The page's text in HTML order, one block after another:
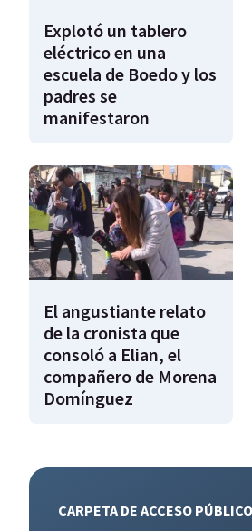
Explotó un tablero
eléctrico en una
escuela de Boedo y los
padres se
manifestaron
El angustiante relato
de la cronista que
consoló a Elian, el
compañero de Morena
Domínguez
CARPETA DE ACCESO PÚBLICO